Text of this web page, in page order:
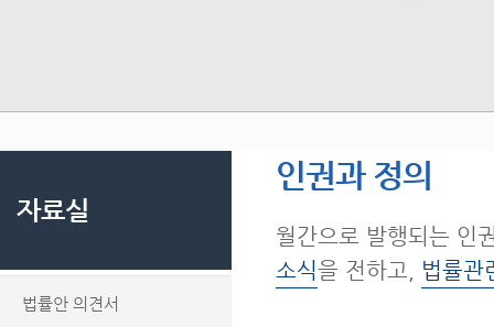
자료실
법률안 의견서
인권과 정의
월간으로 발행되는 인
소식을 전하고, 법률관